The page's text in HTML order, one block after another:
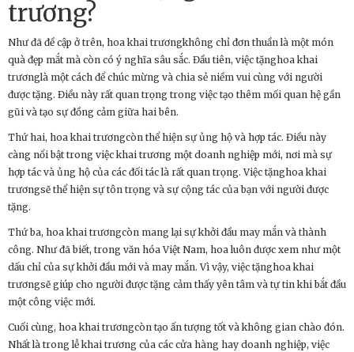
trương?
Như đã đề cập ở trên, hoa khai trươngkhông chỉ đơn thuần là một món
quà đẹp mắt mà còn có ý nghĩa sâu sắc. Đầu tiên, việc tặnghoa khai
trươnglà một cách để chúc mừng và chia sẻ niềm vui cùng với người
được tặng. Điều này rất quan trọng trong việc tạo thêm mối quan hệ gần
gũi và tạo sự đồng cảm giữa hai bên.
Thứ hai, hoa khai trươngcòn thể hiện sự ủng hộ và hợp tác. Điều này
càng nổi bật trong việc khai trương một doanh nghiệp mới, nơi mà sự
hợp tác và ủng hộ của các đối tác là rất quan trọng. Việc tặnghoa khai
trươngsẽ thể hiện sự tôn trọng và sự cộng tác của bạn với người được
tặng.
Thứ ba, hoa khai trươngcòn mang lại sự khởi đầu may mắn và thành
công. Như đã biết, trong văn hóa Việt Nam, hoa luôn được xem như một
dấu chỉ của sự khởi đầu mới và may mắn. Vì vậy, việc tặnghoa khai
trươngsẽ giúp cho người được tặng cảm thấy yên tâm và tự tin khi bắt đầu
một công việc mới.
Cuối cùng, hoa khai trươngcòn tạo ấn tượng tốt và không gian chào đón.
Nhất là trong lễ khai trương của các cửa hàng hay doanh nghiệp, việc